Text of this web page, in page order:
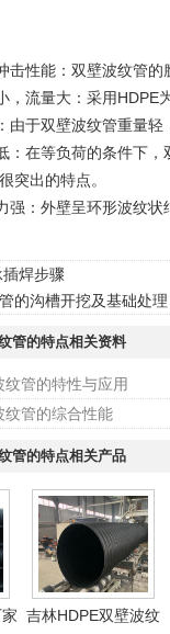
性能：双壁波纹管的
流量大：采用HDPE
于双壁波纹管重量轻
在等负荷的条件下，
突出的特点。
：外壁呈环形波纹状
插焊步骤
的沟槽开挖及基础处理
管的特点相关资料
管的特性与应用
纹管的综合性能
管的特点相关产品
吉林HDPE双壁波纹